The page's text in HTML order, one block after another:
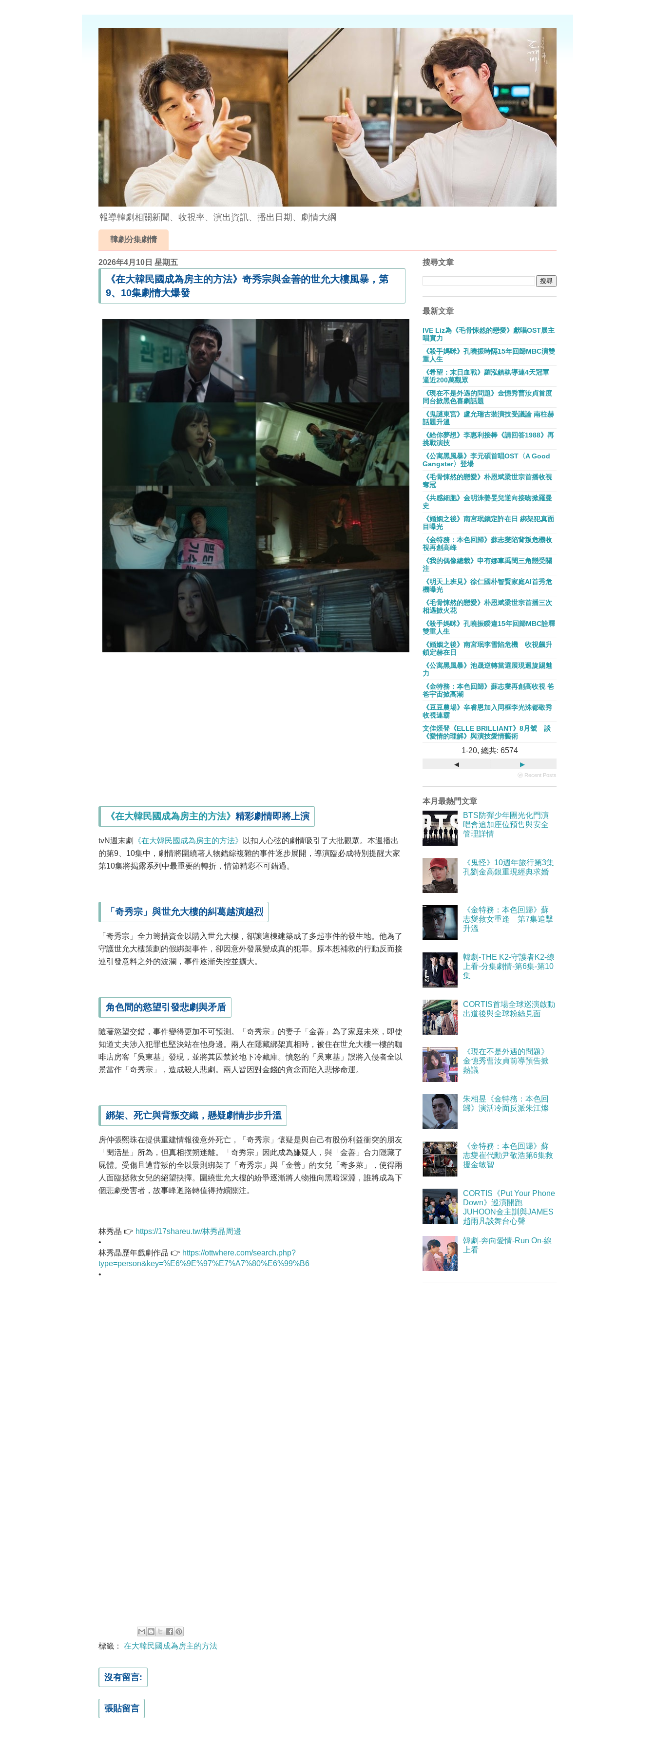
報導韓劇相關新聞、收視率、演出資訊、播出日期、劇情大綱
韓劇分集劇情
2026年4月10日 星期五
《在大韓民國成為房主的方法》奇秀宗與金善的世允大樓風暴，第
9、10集劇情大爆發
《在大韓民國成為房主的方法》 精彩劇情即將上演
tvN週末劇 《在大韓民國成為房主的方法》 以扣人心弦的劇情吸引了大批觀眾。本週播出
的第9、10集中，劇情將圍繞著人物錯綜複雜的事件逐步展開，導演臨必成特別提醒大家
第10集將揭露系列中最重要的轉折，情節精彩不可錯過。
「奇秀宗」與世允大樓的糾葛越演越烈
「奇秀宗」全力籌措資金以購入世允大樓，卻讓這棟建築成了多起事件的發生地。他為了
守護世允大樓策劃的假綁架事件，卻因意外發展變成真的犯罪。原本想補救的行動反而接
連引發意料之外的波瀾，事件逐漸失控並擴大。
角色間的慾望引發悲劇與矛盾
隨著慾望交錯，事件變得更加不可預測。「奇秀宗」的妻子「金善」為了家庭未來，即使
知道丈夫涉入犯罪也堅決站在他身邊。兩人在隱藏綁架真相時，被住在世允大樓一樓的咖
啡店房客「吳東基」發現，並將其囚禁於地下冷藏庫。憤怒的「吳東基」誤將入侵者全以
景當作「奇秀宗」，造成殺人悲劇。兩人皆因對金錢的貪念而陷入悲慘命運。
綁架、死亡與背叛交織，懸疑劇情步步升溫
房仲張熙珠在提供重建情報後意外死亡，「奇秀宗」懷疑是與自己有股份利益衝突的朋友
「閔活星」所為，但真相撲朔迷離。「奇秀宗」因此成為嫌疑人，與「金善」合力隱藏了
屍體。受傷且遭背叛的全以景則綁架了「奇秀宗」與「金善」的女兒「奇多萊」，使得兩
人面臨拯救女兒的絕望抉擇。圍繞世允大樓的紛爭逐漸將人物推向黑暗深淵，誰將成為下
個悲劇受害者，故事峰迴路轉值得持續關注。
林秀晶 👉 https://17shareu.tw/林秀晶周邊
•
林秀晶歷年戲劇作品 👉 https://ottwhere.com/search.php?
type=person&key=%E6%9E%97%E7%A7%80%E6%99%B6
•
標籤： 在大韓民國成為房主的方法
沒有留言:
張貼留言
搜尋文章
最新文章
IVE Liz為《毛骨悚然的戀愛》獻唱OST展主
唱實力
《殺手媽咪》孔曉振時隔15年回歸MBC演雙
重人生
《希望：末日血戰》羅泓鎮執導連4天冠軍
逼近200萬觀眾
《現在不是外遇的問題》金憓秀曹汝貞首度
同台掀黑色喜劇話題
《鬼謎東宮》盧允瑞古裝演技受議論 南柱赫
話題升溫
《給你夢想》李惠利接棒《請回答1988》再
挑戰演技
《公寓黑風暴》李元碩首唱OST〈A Good
Gangster〉登場
《毛骨悚然的戀愛》朴恩斌梁世宗首播收視
奪冠
《共感細胞》金明洙姜旻兒逆向接吻掀羅曼
史
《婚姻之後》南宮珉鎖定許在日 綁架犯真面
目曝光
《金特務：本色回歸》蘇志燮陷背叛危機收
視再創高峰
《我的偶像總裁》申有娜車禹閔三角戀受關
注
《明天上班見》徐仁國朴智賢家庭AI首秀危
機曝光
《毛骨悚然的戀愛》朴恩斌梁世宗首播三次
相遇掀火花
《殺手媽咪》孔曉振睽違15年回歸MBC詮釋
雙重人生
《婚姻之後》南宮珉李雪陷危機 收視飆升
鎖定赫在日
《公寓黑風暴》池晟逆轉當選展現迴旋踢魅
力
《金特務：本色回歸》蘇志燮再創高收視 爸
爸宇宙掀高潮
《豆豆農場》辛睿恩加入同框李光洙都敬秀
收視連霸
文佳煐登《ELLE BRILLIANT》8月號 談
《愛情的理解》與演技愛情藝術
1-20, 總共: 6574
◂ ▸
ⓦ Recent Posts
本月最熱門文章
BTS防彈少年團光化門演
唱會追加座位預售與安全
管理詳情
《鬼怪》10週年旅行第3集
孔劉金高銀重現經典求婚
《金特務：本色回歸》蘇
志燮救女重逢 第7集追擊
升溫
韓劇-THE K2-守護者K2-線
上看-分集劇情-第6集-第10
集
CORTIS首場全球巡演啟動
出道後與全球粉絲見面
《現在不是外遇的問題》
金憓秀曹汝貞前導預告掀
熱議
朱相昱《金特務：本色回
歸》演活冷面反派朱江燦
《金特務：本色回歸》蘇
志燮崔代勳尹敬浩第6集救
援金敏智
CORTIS《Put Your Phone
Down》巡演開跑
JUHOON金主訓與JAMES
趙雨凡談舞台心聲
韓劇-奔向愛情-Run On-線
上看